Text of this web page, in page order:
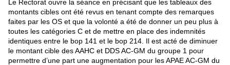
Le Rectorat ouvre la séance en précisant que les tableaux des
montants cibles ont été revus en tenant compte des remarques
faites par les OS et que la volonté a été de donner un peu plus à
toutes les catégories C et de mettre en place des indemnités
identiques entre le bop 141 et le bop 214. Il est acté de diminuer
le montant cible des AAHC et DDS AC-GM du groupe 1 pour
permettre d’une part une augmentation pour les APAE AC-GM du